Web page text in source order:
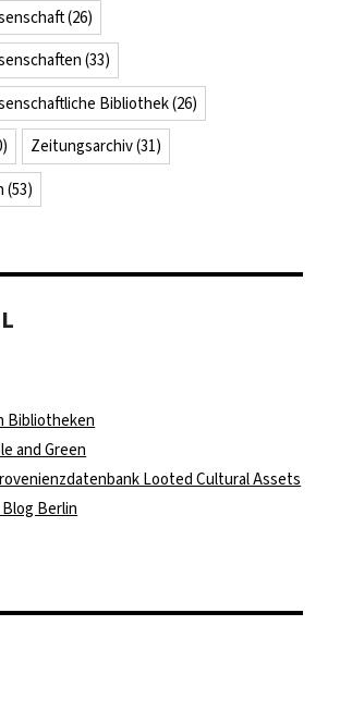
(26)
(33)
Bibliothek(26)
Zeitungsarchiv(31)
(53)
Bibliotheken
and Green
Looted Cultural Assets
Berlin